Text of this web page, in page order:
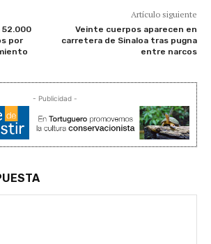
52.000
por
Artículo siguiente
Veinte cuerpos aparecen en
carretera de Sinaloa tras pugna
entre narcos
- Publicidad -